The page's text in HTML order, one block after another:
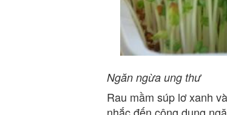
Ngăn ngừa ung thư
Rau mầm súp lơ xanh